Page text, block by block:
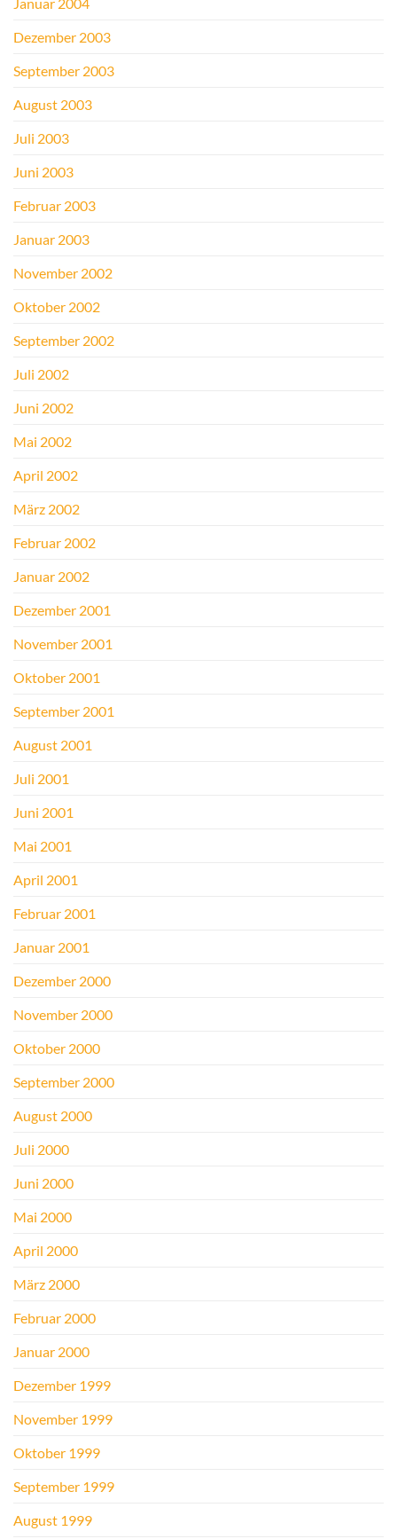
Dezember 2003
September 2003
August 2003
Juli 2003
Juni 2003
Februar 2003
Januar 2003
November 2002
Oktober 2002
September 2002
Juli 2002
Juni 2002
Mai 2002
April 2002
März 2002
Februar 2002
Januar 2002
Dezember 2001
November 2001
Oktober 2001
September 2001
August 2001
Juli 2001
Juni 2001
Mai 2001
April 2001
Februar 2001
Januar 2001
Dezember 2000
November 2000
Oktober 2000
September 2000
August 2000
Juli 2000
Juni 2000
Mai 2000
April 2000
März 2000
Februar 2000
Januar 2000
Dezember 1999
November 1999
Oktober 1999
September 1999
August 1999